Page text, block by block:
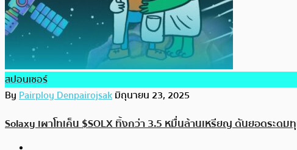
สปอนเซอร์
ByPairploy Denpairojsakมิถุนายน 23, 2025
Solaxy เผาโทเค็น $SOLX ทิ้งกว่า 3.5 หมื่นล้านเหรียญ ดันยอดระด